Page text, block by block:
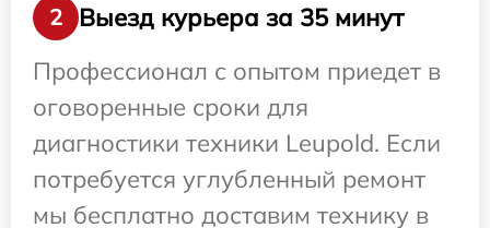
2
Выезд курьера за 35 минут
Профессионал с опытом приедет в
оговоренные сроки для
диагностики техники Leupold. Если
потребуется углубленный ремонт
мы бесплатно доставим технику в